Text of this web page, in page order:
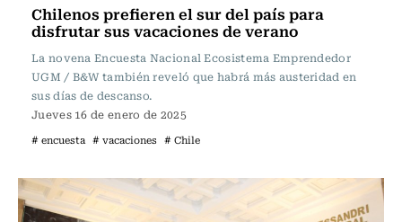
Chilenos prefieren el sur del país para
disfrutar sus vacaciones de verano
La novena Encuesta Nacional Ecosistema Emprendedor
UGM / B&W también reveló que habrá más austeridad en
sus días de descanso.
Jueves 16 de enero de 2025
# encuesta # vacaciones # Chile